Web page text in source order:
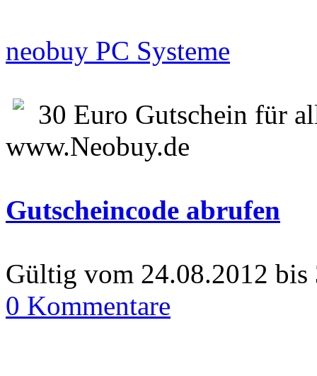
neobuy PC Systeme
30 Euro Gutschein für
www.Neobuy.de
Gutscheincode abrufen
Gültig vom 24.08.2012 bis
0 Kommentare